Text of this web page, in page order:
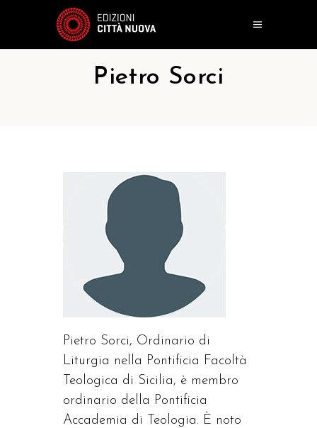
Pietro Sorci
Pietro Sorci, Ordinario di
Liturgia nella Pontificia Facoltà
Teologica di Sicilia, è membro
ordinario della Pontificia
Accademia di Teologia. È noto